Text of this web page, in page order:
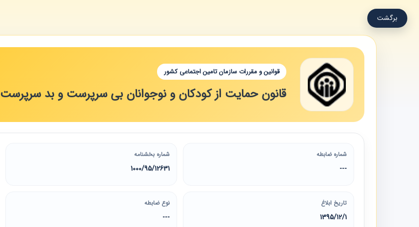
برگشت
قوانین و مقررات سازمان تامین اجتماعی کشور
قانون حمایت از کودکان و نوجوانان بی سرپرست و بد سرپرست
شماره ضابطه
---
شماره بخشنامه
1000/95/12631
تاریخ ابلاغ
1395/12/1
نوع ضابطه
---